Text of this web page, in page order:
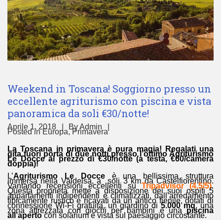
Weekend in Toscana! Soggiorno presso un
eccellente agriturismo con piscina e vista
panoramica da soli €30/notte!
Aprile 1, 2018 ByAdmin
Posted inEuropa,Primavera
La Toscana in primavera è pura magia! Regalati una
gita fuori porta di due notti presso l’ottimo Agriturismo
Le Docce al prezzo di €30/notte (a testa, €60/camera
doppia)!
L’Agriturismo Le Docceè una bellissima struttura
immersa nella Valdelsa, a soli 3 km da Castelfiorentino.
Vantando recensioni eccellenti suTripadvisor (4,5/5).
Questa proprietà mette a disposizione dei suoi ospiti 5
appartamenti indipendenti e climatizzati, dall’arredamento
tipicamente rustico e ricavati da un antico fienile, dotati di
connessione Wi-Fi gratuita, un giardino di5.000 mq, una
zona attrezzata con giochi per bambini e unapiscina
all’apertocon solarium e vista sul paesaggio circostante.